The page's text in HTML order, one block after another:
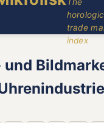
trade
index